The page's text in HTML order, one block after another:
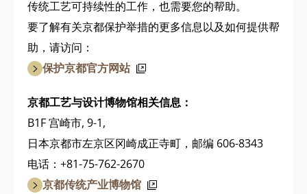
传统工艺可持续性的工作，也需要您的帮助。
要了解有关京都保护举措的更多信息以及如何提供帮
助，请访问：
保护京都官方网站
京都工艺与设计博物馆相关信息：
B1F 宫崎市, 9-1,
日本京都市左京区冈崎成正寺町，邮编 606-8343
电话：+81-75-762-2670
京都传统产业博物馆